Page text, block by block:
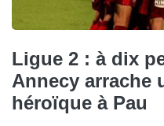
Ligue 2 : à dix
Annecy arrache
héroïque à Pau